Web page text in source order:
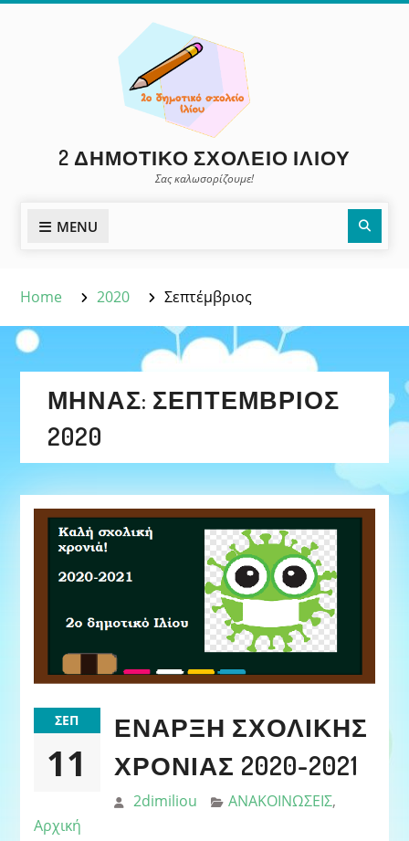
2 ΔΗΜΟΤΙΚΌ ΣΧΟΛΕΊΟ ΙΛΊΟΥ
Σας καλωσορίζουμε!
MENU
Home 2020 Σεπτέμβριος
ΜΉΝΑΣ: ΣΕΠΤΈΜΒΡΙΟΣ
2020
ΣΕΠ
11
ΕΝΑΡΞΗ ΣΧΟΛΙΚΗΣ
ΧΡΟΝΙΑΣ 2020-2021
2dimiliou ΑΝΑΚΟΙΝΩΣΕΙΣ,
Αρχική